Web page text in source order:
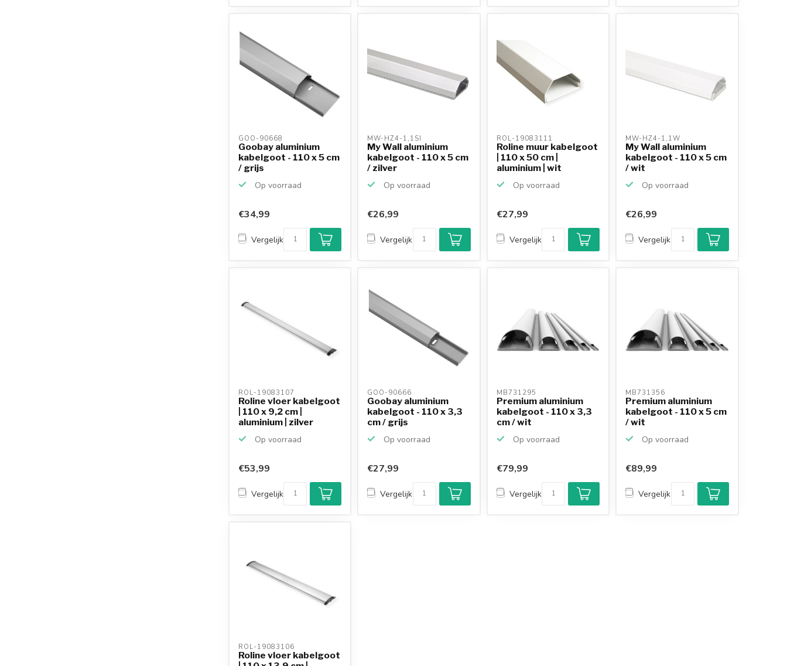
GOO-90668
Goobay aluminium
kabelgoot - 110 x 5 cm
/ grijs
Op voorraad
€34,99
Vergelijk
MW-HZ4-1,1SI
My Wall aluminium
kabelgoot - 110 x 5 cm
/ zilver
Op voorraad
€26,99
Vergelijk
ROL-19083111
Roline muur kabelgoot
| 110 x 50 cm |
aluminium | wit
Op voorraad
€27,99
Vergelijk
MW-HZ4-1,1W
My Wall aluminium
kabelgoot - 110 x 5 cm
/ wit
Op voorraad
Klantenbeoordeling
9,2/10
Achteraf betalen
mogelijk
€26,99
Vergelijk
ROL-19083107
Roline vloer kabelgoot
| 110 x 9,2 cm |
aluminium | zilver
Op voorraad
€53,99
Vergelijk
GOO-90666
Goobay aluminium
kabelgoot - 110 x 3,3
cm / grijs
Op voorraad
€27,99
Vergelijk
MB731295
Premium aluminium
kabelgoot - 110 x 3,3
cm / wit
Op voorraad
€79,99
Vergelijk
MB731356
Premium aluminium
kabelgoot - 110 x 5 cm
/ wit
Op voorraad
€89,99
Vergelijk
ROL-19083106
Roline vloer kabelgoot